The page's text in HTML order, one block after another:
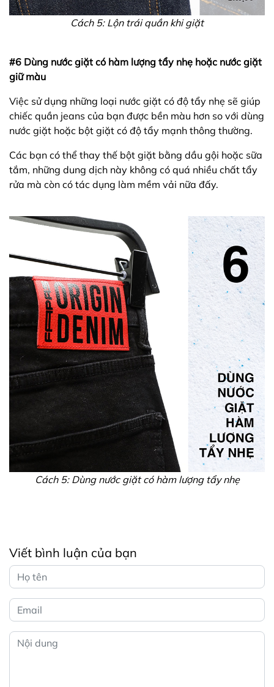
Cách 5: Lộn trái quần khi giặt
#6 Dùng nước giặt có hàm lượng tẩy nhẹ hoặc nước giặt
giữ màu
Việc sử dụng những loại nước giặt có độ tẩy nhẹ sẽ giúp
chiếc quần jeans của bạn được bền màu hơn so với dùng
nước giặt hoặc bột giặt có độ tẩy mạnh thông thường.
Các bạn có thể thay thế bột giặt bằng dầu gội hoặc sữa
tắm, những dung dịch này không có quá nhiều chất tẩy
rửa mà còn có tác dụng làm mềm vải nữa đấy.
Cách 5: Dùng nước giặt có hàm lượng tẩy nhẹ
Viết bình luận của bạn